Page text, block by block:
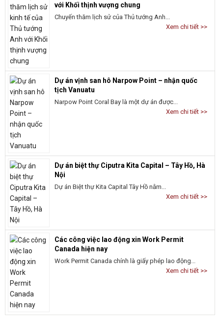
với Khối thịnh vượng chung
Chuyến thăm lịch sử của Thủ tướng Anh...
Xem chi tiết >>
Dự án vịnh san hô Narpow Point – nhận quốc
tịch Vanuatu
Narpow Point Coral Bay là một dự án được...
Xem chi tiết >>
Dự án biệt thự Ciputra Kita Capital – Tây Hồ, Hà
Nội
Dự án Biệt thự Kita Capital Tây Hồ nằm...
Xem chi tiết >>
Các công việc lao động xin Work Permit
Canada hiện nay
Work Permit Canada chính là giấy phép lao động...
Xem chi tiết >>